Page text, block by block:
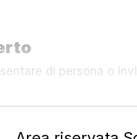
di persona o